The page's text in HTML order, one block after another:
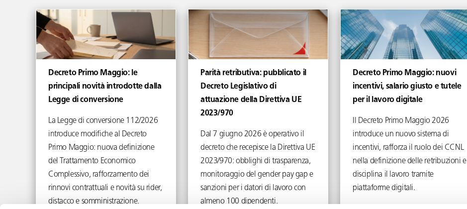
Decreto Primo Maggio: le
principali novità introdotte dalla
Legge di conversione
La Legge di conversione 112/2026
introduce modifiche al Decreto
Primo Maggio: nuova definizione
del Trattamento Economico
Complessivo, rafforzamento dei
rinnovi contrattuali e novità su rider,
distacco e somministrazione.
Parità retributiva: pubblicato il
Decreto Legislativo di
attuazione della Direttiva UE
2023/970
Dal 7 giugno 2026 è operativo il
decreto che recepisce la Direttiva UE
2023/970: obblighi di trasparenza,
monitoraggio del gender pay gap e
sanzioni per i datori di lavoro con
almeno 100 dipendenti.
Decreto Primo Maggio: nuovi
incentivi, salario giusto e tutele
per il lavoro digitale
Il Decreto Primo Maggio 2026
introduce un nuovo sistema di
incentivi, rafforza il ruolo dei CCNL
nella definizione delle retribuzioni e
disciplina il lavoro tramite
piattaforme digitali.